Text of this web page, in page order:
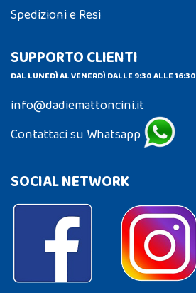
Spedizioni e Resi
SUPPORTO CLIENTI
DAL LUNEDÌ AL VENERDÌ DALLE 9:30 ALLE 16:30
info@dadiemattoncini.it
Contattaci su Whatsapp
SOCIAL NETWORK